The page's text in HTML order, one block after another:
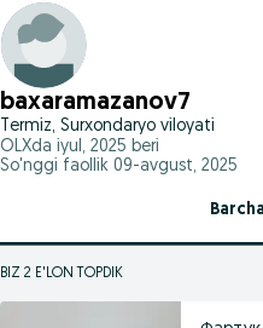
baxaramazanov7
Termiz, Surxondaryo viloyati
OLXda iyul, 2025 beri
So'nggi faollik 09-avgust, 2025
BIZ 2 E'LON TOPDIK